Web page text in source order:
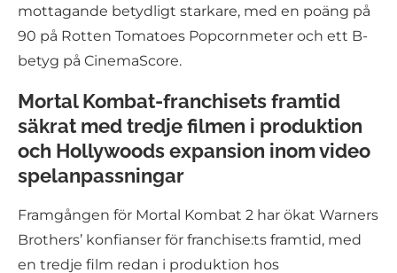
mottagande betydligt starkare, med en poäng på
90 på Rotten Tomatoes Popcornmeter och ett B-
betyg på CinemaScore.
Mortal Kombat-franchisets framtid
säkrat med tredje filmen i produktion
och Hollywoods expansion inom video
spelanpassningar
Framgången för Mortal Kombat 2 har ökat Warners
Brothers’ konfianser för franchise:ts framtid, med
en tredje film redan i produktion hos